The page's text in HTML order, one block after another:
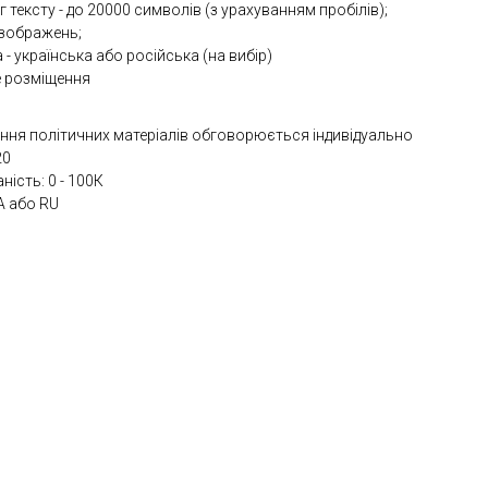
тексту - до 20000 символів (з урахуванням пробілів);
українська або російська (на вибір)
розміщення
політичних матеріалів обговорюється індивідуально
0 - 100К
або RU